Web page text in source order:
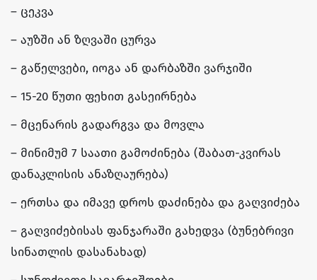
– ცეკვა
– აუზში ან ზღვაში ცურვა
– გაწელვები, იოგა ან დარბაზში ვარჯიში
– 15-20 წუთი ფეხით გასეირნება
– მცენარის გადარგვა და მოვლა
– მინიმუმ 7 საათი გამოძინება (შაბათ-კვირას
დანაკლისის ანაზღაურება)
– ერთსა და იმავე დროს დაძინება და გაღვიძება
– გაღვიძებისას ფანჯარაში გახედვა (ბუნებრივი
სინათლის დასანახად)